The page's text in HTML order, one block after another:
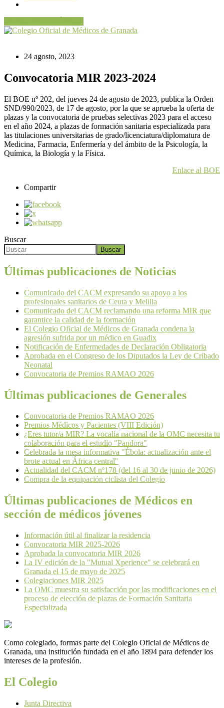
24 agosto, 2023
Convocatoria MIR 2023-2024
El BOE nº 202, del jueves 24 de agosto de 2023, publica la Orden
SND/990/2023, de 17 de agosto, por la que se aprueba la oferta de
plazas y la convocatoria de pruebas selectivas 2023 para el acceso
en el año 2024, a plazas de formación sanitaria especializada para
las titulaciones universitarias de grado/licenciatura/diplomatura de
Medicina, Farmacia, Enfermería y del ámbito de la Psicología, la
Química, la Biología y la Física.
Enlace al BOE
Compartir
Buscar
Buscar
Últimas publicaciones de Noticias
Comunicado del CACM expresando su apoyo a los
profesionales sanitarios de Ceuta y Melilla
Comunicado del CACM reclamando una reforma MIR que
garantice la calidad de la formación
El Colegio Oficial de Médicos de Granada condena la
agresión sufrida por un médico en Guadix
Notificación de Enfermedades de Declaración Obligatoria
Aprobada en el Congreso de los Diputados la Ley de Cribado
Neonatal
Convocatoria de Premios RAMAO 2026
Últimas publicaciones de Generales
Convocatoria de Premios RAMAO 2026
Premios Médicos y Pacientes (VIII Edición)
¿Eres tutor/a MIR? La vocalía nacional de la OMC necesita tu
colaboración para el estudio "Pandora"
Celebrada la mesa informativa "Ébola: actualización ante el
brote actual en África central"
Actualidad del CACM nº178 (del 16 al 30 de junio de 2026)
Compra de la equipación ciclista del Colegio
Últimas publicaciones de Médicos en
sección de médicos jóvenes
Información útil al finalizar la residencia
Convocatoria MIR 2025-2026
Aprobada la convocatoria MIR 2026
La IV edición de la "Mutual Xperience" se celebrará en
Granada el 15 de mayo de 2025
Colegiaciones MIR 2025
La OMC muestra su satisfacción por las modificaciones en el
proceso de elección de plazas de Formación Sanitaria
Especializada
Como colegiado, formas parte del Colegio Oficial de Médicos de
Granada, una institución fundada en el año 1894 para defender los
intereses de la profesión.
El Colegio
Junta Directiva